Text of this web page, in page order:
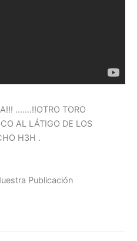
…….!!OTRO TORO
AL LÁTIGO DE LOS
H3H .
Publicación